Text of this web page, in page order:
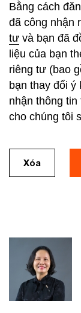
Bằng cách
đã công nhận
tư và bạn đã
liệu của bạn
riêng tư (bao
bạn thay đổi ý
nhận thông
cho chúng tôi
Xóa